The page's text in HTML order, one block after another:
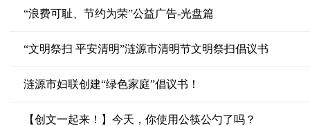
“浪费可耻、节约为荣”公益广告-光盘篇
“文明祭扫 平安清明”涟源市清明节文明祭扫倡议书
涟源市妇联创建“绿色家庭”倡议书！
【创文一起来！】今天，你使用公筷公勺了吗？